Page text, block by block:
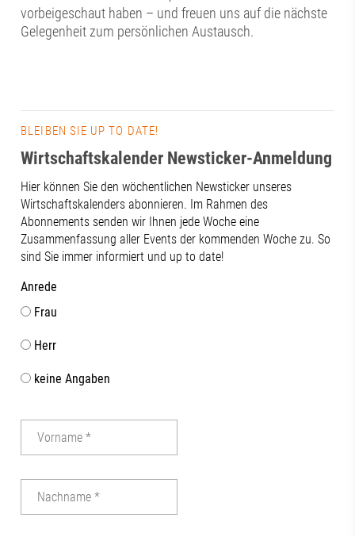
vorbeigeschaut haben – und freuen uns auf die nächste
Gelegenheit zum persönlichen Austausch.
BLEIBEN SIE UP TO DATE!
Wirtschaftskalender Newsticker-Anmeldung
Hier können Sie den wöchentlichen Newsticker unseres
Wirtschaftskalenders abonnieren. Im Rahmen des
Abonnements senden wir Ihnen jede Woche eine
Zusammenfassung aller Events der kommenden Woche zu. So
sind Sie immer informiert und up to date!
Anrede
Frau
Herr
keine Angaben